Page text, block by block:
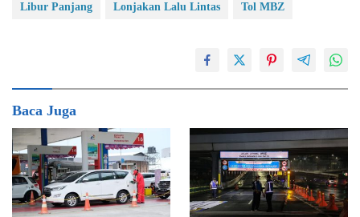
Libur Panjang Lonjakan Lalu Lintas Tol MBZ
Baca Juga